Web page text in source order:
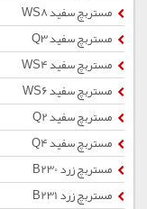
مستربچ سفید WS8
مستربچ سفید Q3
مستربچ سفید WS4
مستربچ سفید WS6
مستربچ سفید Q2
مستربچ سفید Q4
مستربچ زرد B230
مستربچ زرد B231